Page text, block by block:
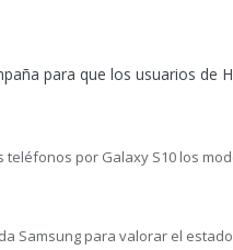
para que los usuarios de
teléfonos por Galaxy S10 los
Samsung para valorar el